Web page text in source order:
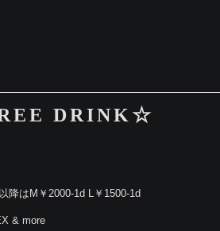
DRINK☆
降はM￥2000-1d L￥1500-1d
& more